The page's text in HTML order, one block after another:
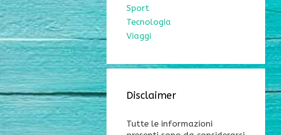
Sport
Tecnologia
Viaggi
Disclaimer
Tutte le informazioni